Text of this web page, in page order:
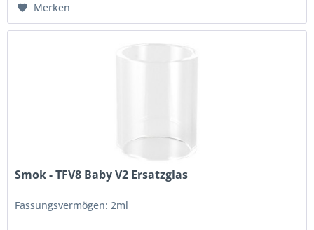
Merken
Smok - TFV8 Baby V2 Ersatzglas
Fassungsvermögen: 2ml